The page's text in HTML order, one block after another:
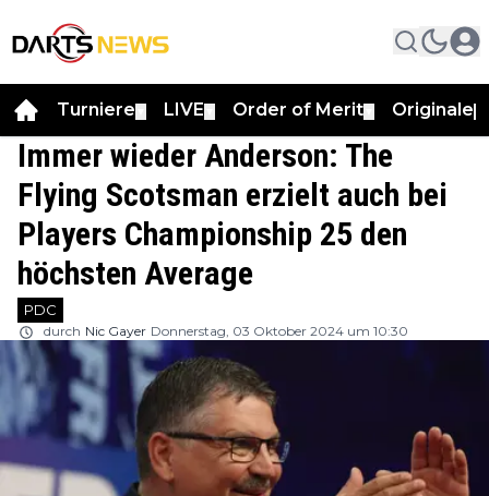
Turniere LIVE Order of Merit Originale
Immer wieder Anderson: The
Flying Scotsman erzielt auch bei
Players Championship 25 den
höchsten Average
PDC
durch Nic Gayer Donnerstag, 03 Oktober 2024 um 10:30